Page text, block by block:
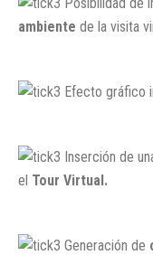
ambiente de la visita
Efecto gráfico
Inserción de
el Tour Virtual.
Generación de